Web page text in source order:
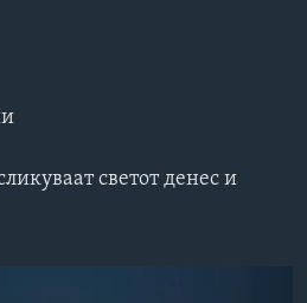
- АРХИВАсветот денес и